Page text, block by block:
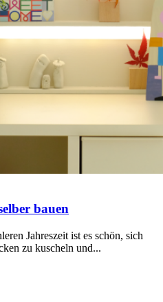
bauen
Jahreszeit ist es schön, sich
zu kuscheln und...